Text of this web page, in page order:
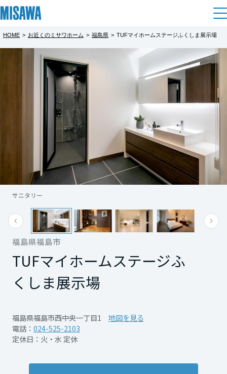
住まい
[注文住宅]
商品ラインアップ
テクノロジー（住まいの性能）
建築事例・建築実例
デザイナーズギャラリー
インテリア
住まいづくりガイド
買う
中古住宅検索
土地活用
個人のお客さま
賃貸併用住宅
店舗・各種施設
土地活用モデルルーム見学
土地活用実例
法人のお客さま
社宅建築
医療・介護・子育て・障がい福祉施設
リフォーム
戸建て・マンション
ミサワリフォームとは
リフォームの流れ
リフォームメニュー
リフォーム事例
事業用
ホテル・旅館リフォーム
リフォーム営業所
まちづくり
複合開発・投資開発
複合開発事業（ASMACI-アスマチ-）
再開発・官民連携事業
分譲マンション開発事業
収益不動産・投資開発事業
事業用売買
事業用地・事業用建物
オーナーサポート
サポートメニュー
住まいるりんぐ（ロングサポート）
保証制度
アフターメンテナンス
ミサワリフォーム
ご相談窓口
企 業・IR情報
企業・IR
ニュース
ミサワホームグループ
IR情報
展示場・イベント情報
カタログ請求
住まいのご相談
HOME > お近くのミサワホーム > 福島県 > TUFマイホームステージふくしま展示場
福島県福島市
TUFマイホームステージふ
くしま展示場
福島県福島市西中央一丁目1
地図を見る
電話： 024-525-2103
定休日：火・水 定休
サニタリー
都道府県を選択
北海道
青森県
岩手県
宮城県
山形県